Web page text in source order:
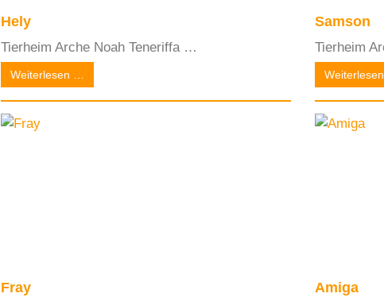
Hely
Tierheim Arche Noah Teneriffa …
Weiterlesen …
Samson
Tierheim
Fray Amiga